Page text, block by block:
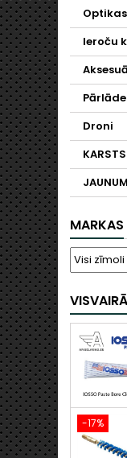
Optikas
Ieroču
Pārlāde
Droni
MARKAS
-17%